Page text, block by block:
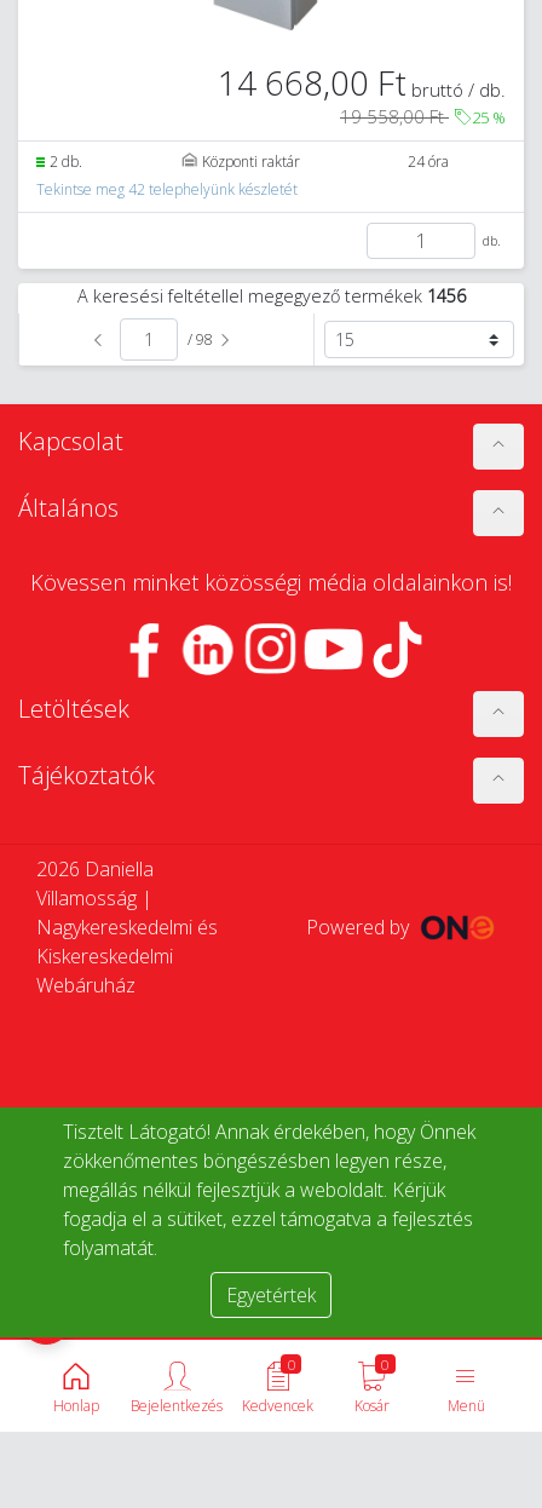
Tisztelt Látogató! Annak érdekében, hogy Önnek
zökkenőmentes böngészésben legyen része,
megállás nélkül fejlesztjük a weboldalt. Kérjük
fogadja el a sütiket, ezzel támogatva a fejlesztés
folyamatát.
Egyetértek
14 668,00 Ft bruttó / db.
19 558,00 Ft
25 %
2 db. Központi raktár
24 óra
Tekintse meg 42 telephelyünk készletét
db.
A keresési feltétellel megegyező termékek 1456
/ 98
Kapcsolat
Általános
Kövessen minket közösségi média oldalainkon is!
Letöltések
Tájékoztatók
2026 Daniella
Villamosság |
Nagykereskedelmi és
Kiskereskedelmi
Webáruház
Powered by
Honlap Menü
0
Kosár
0
Kedvencek
Bejelentkezés
Termékek összehasonlítása